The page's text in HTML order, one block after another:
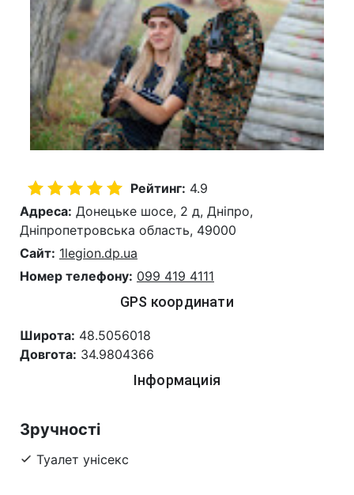
Рейтинг: 4.9
Адреса: Донецьке шосе, 2 д, Дніпро,
Дніпропетровська область, 49000
Сайт: 1legion.dp.ua
Номер телефону: 099 419 4111
GPS координати
Широта: 48.5056018
Довгота: 34.9804366
Інформациія
Зручності
Туалет унісекс